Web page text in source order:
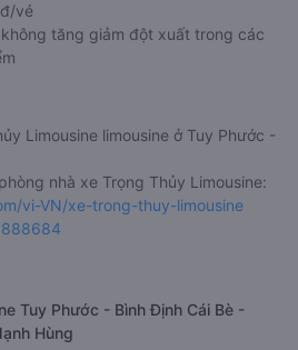
vé
tăng giảm đột xuất trong các
Limousine limousine ở Tuy Phước -
nhà xe Trọng Thủy Limousine:
vi-VN/xe-trong-thuy-limousine
Tuy Phước - Bình Định Cái Bè -
Hùng